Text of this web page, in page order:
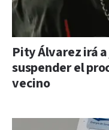
Pity Álvarez irá
suspender el
vecino